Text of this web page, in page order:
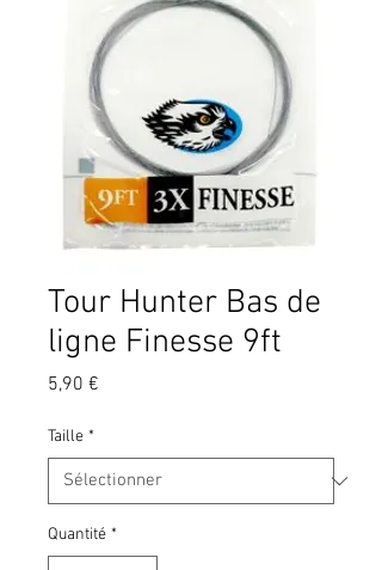
Tour Hunter Bas de
ligne Finesse 9ft
5,90 €
Taille *
Quantité *